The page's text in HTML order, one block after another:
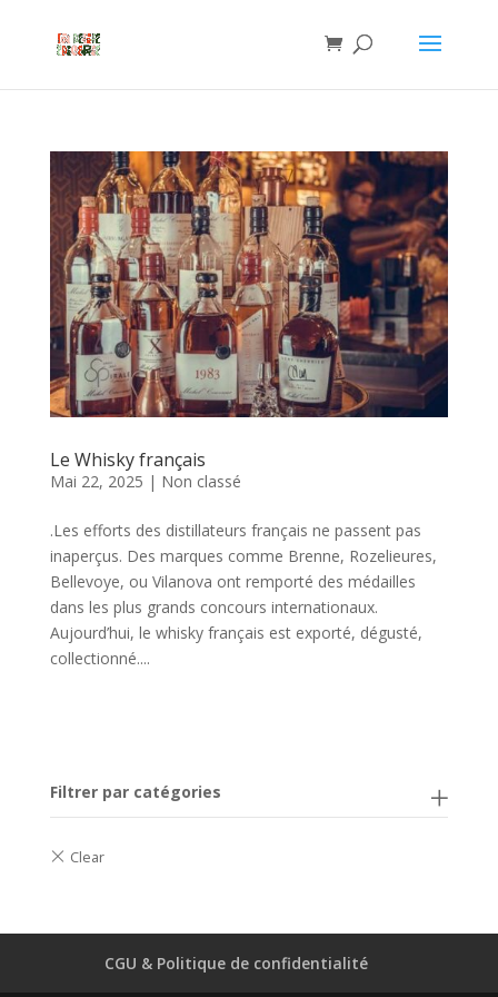
Le Whisky français
Mai 22, 2025 | Non classé
.Les efforts des distillateurs français ne passent pas
inaperçus. Des marques comme Brenne, Rozelieures,
Bellevoye, ou Vilanova ont remporté des médailles
dans les plus grands concours internationaux.
Aujourd’hui, le whisky français est exporté, dégusté,
collectionné....
Filtrer par catégories
CGU & Politique de confidentialité